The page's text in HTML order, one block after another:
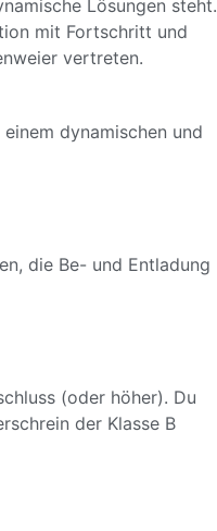
Lösungen steht.
mit Fortschritt und
vertreten.
einem dynamischen und
die Be- und Entladung
(oder höher). Du
der Klasse B